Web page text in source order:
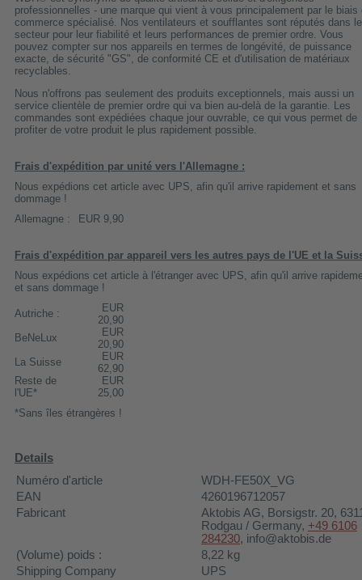
professionnelles - une marque qui vient à vous principalement par le biais
commerce spécialisé. Nos ventilateurs et soufflantes sont réputés dans le
secteur pour leur fiabilité et leurs performances de premier ordre. Vous
pouvez compter sur nos appareils en termes de longévité, de puissance
exacte, de sécurité "GS", de conformité CE et d'utilisation de matériaux
recyclables.
Nous n'offrons pas seulement des produits exceptionnels, mais aussi un
service clientèle de premier ordre qui va bien au-delà de la garantie. Les
commandes sont expédiées chaque jour ouvrable, ce qui vous permet de
profiter de votre produit le plus rapidement possible.
Frais d'expédition par unité vers l'Allemagne :
Nous expédions cet article avec UPS, afin qu'il arrive rapidement et sans
dommage !
Allemagne :
EUR 9,90
Frais d'expédition par appareil vers les autres pays de l'UE et la
Nous expédions cet article à l'étranger avec UPS, afin qu'il arrive
et sans dommage !
Autriche :
EUR
20,90
BeNeLux
EUR
20,90
La Suisse
EUR
62,90
Reste de
l'UE*
EUR
25,00
*Sans îles étrangères !
Details
Numéro d'article
WDH-FE50X_VG
EAN
4260196712057
Fabricant
Aktobis AG, Borsigstr. 20,
Rodgau / Germany, +49 6106
284230, info@aktobis.de
(Volume) poids :
8,22 kg
Shipping Company
UPS